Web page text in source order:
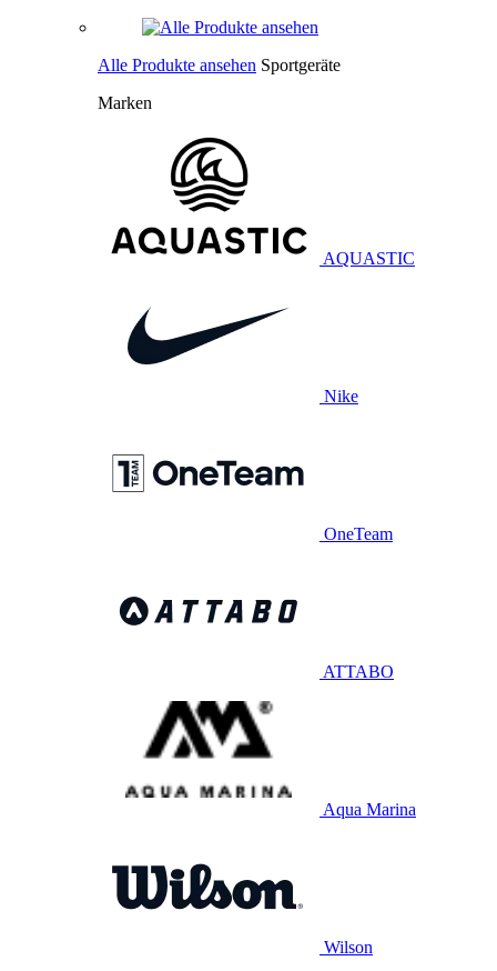
Alle Produkte ansehen Sportgeräte
Marken
AQUASTIC
Nike
OneTeam
ATTABO
Aqua Marina
Wilson